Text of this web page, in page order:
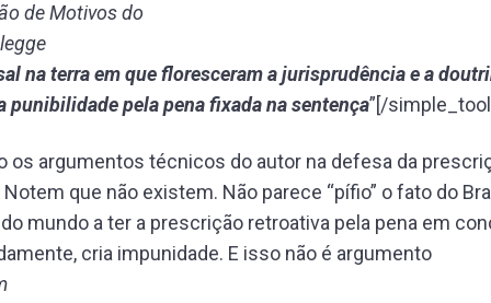
de Motivos do
na terraem que floresceram a jurisprudência e a
punibilidade pela pena fixada na sentença”[/
os argumentos técnicos do autor na defesa da
que não existem. Não parece “pífio” o fato do
mundo a ter a prescrição retroativa pela pena em
cria impunidade. E isso não é argumento